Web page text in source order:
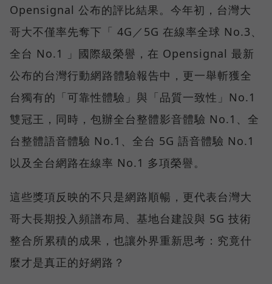
Opensignal 公布的評比結果。今年初，台灣大
哥大不僅率先奪下「 4G／5G 在線率全球 No.3、
全台 No.1 」國際級榮譽，在 Opensignal 最新
公布的台灣行動網路體驗報告中，更一舉斬獲全
台獨有的「可靠性體驗」與「品質一致性」No.1
雙冠王，同時，包辦全台整體影音體驗 No.1、全
台整體語音體驗 No.1、全台 5G 語音體驗 No.1
以及全台網路在線率 No.1 多項榮譽。
這些獎項反映的不只是網路順暢，更代表台灣大
哥大長期投入頻譜布局、基地台建設與 5G 技術
整合所累積的成果，也讓外界重新思考：究竟什
麼才是真正的好網路？